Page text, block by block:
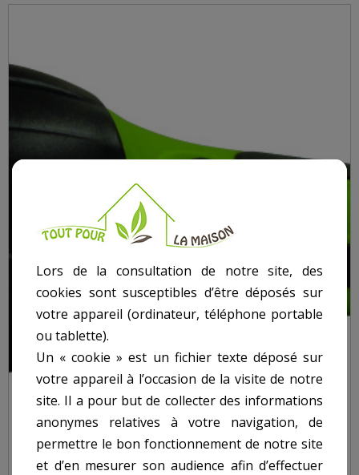
TORCHE 1W LED
Lors de la consultation de notre site, des
cookies sont susceptibles d’être déposés sur
votre appareil (ordinateur, téléphone portable
ou tablette).
Un « cookie » est un fichier texte déposé sur
votre appareil à l’occasion de la visite de notre
site. Il a pour but de collecter des informations
anonymes relatives à votre navigation, de
permettre le bon fonctionnement de notre site
et d’en mesurer son audience afin d’effectuer